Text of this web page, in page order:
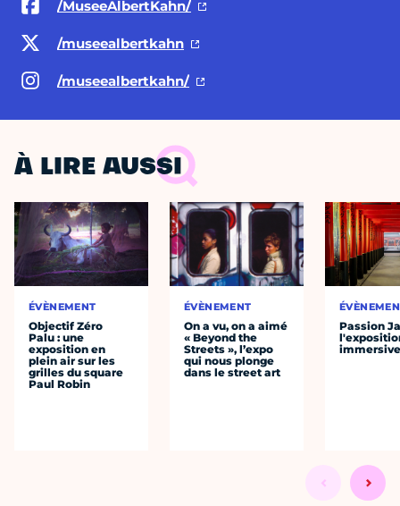
/MuseeAlbertKahn/
/museealbertkahn
/museealbertkahn/
À LIRE AUSSI
ÉVÈNEMENT
Objectif Zéro
Palu : une
exposition en
plein air sur les
grilles du square
Paul Robin
ÉVÈNEMENT
On a vu, on a aimé
« Beyond the
Streets », l’expo
qui nous plonge
dans le street art
Passion